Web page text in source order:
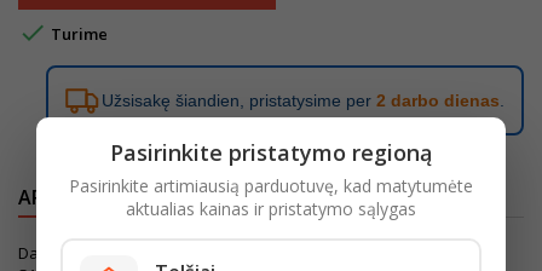
 Turime
Užsisakę šiandien, pristatysime per 2 darbo dienas
APRAŠYMAS IŠSAMI PREKĖS INFORMACIJA
Dažomieji pigmentai prasiskverbia giliai į plauko struktūrą - IKI 10
Pasirinkite pristatymo regioną
Pasirinkite artimiausią parduotuvę, kad matytumėte
aktualias kainas ir pristatymo sąlygas